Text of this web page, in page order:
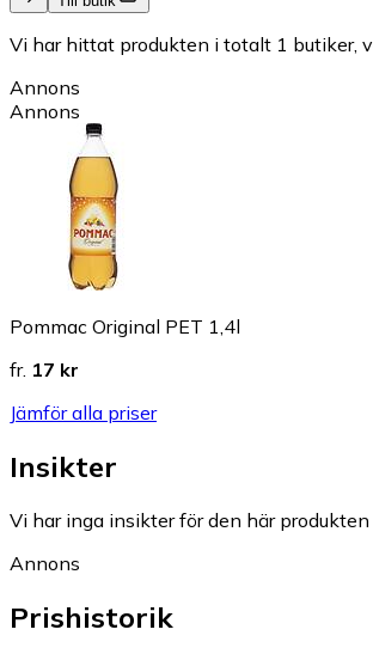
Vi har hittat produkten i totalt 1 butiker,
Annons
Annons
Pommac Original PET 1,4l
fr. 17 kr
Jämför alla priser
Insikter
Vi har inga insikter för den här produkten
Annons
Prishistorik